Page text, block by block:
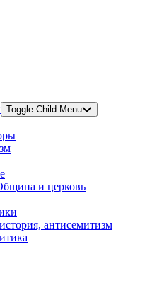
Toggle Child Menu
и церковь
антисемитизм